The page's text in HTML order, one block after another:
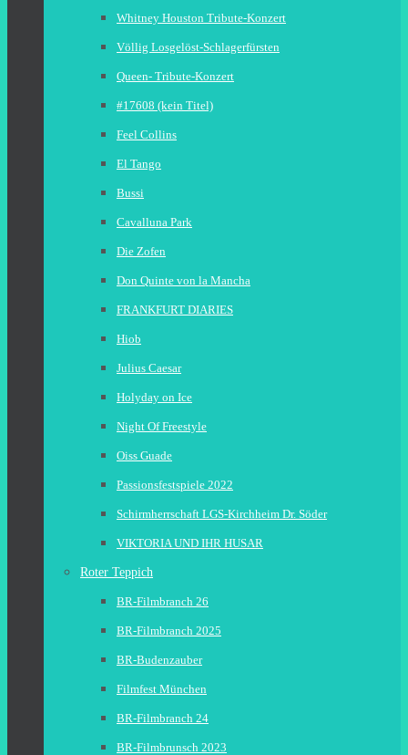
Whitney Houston Tribute-Konzert
Völlig Losgelöst-Schlagerfürsten
Queen- Tribute-Konzert
#17608 (kein Titel)
Feel Collins
El Tango
Bussi
Cavalluna Park
Die Zofen
Don Quinte von la Mancha
FRANKFURT DIARIES
Hiob
Julius Caesar
Holyday on Ice
Night Of Freestyle
Oiss Guade
Passionsfestspiele 2022
Schirmherrschaft LGS-Kirchheim Dr. Söder
VIKTORIA UND IHR HUSAR
Roter Teppich
BR-Filmbranch 26
BR-Filmbranch 2025
BR-Budenzauber
Filmfest München
BR-Filmbranch 24
BR-Filmbrunsch 2023